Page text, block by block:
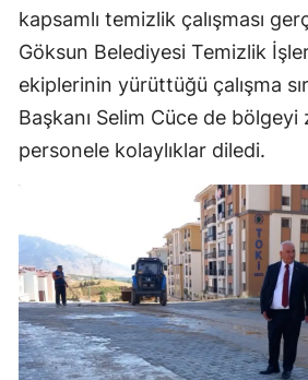
kapsamlı temizlik çalışması
Göksun Belediyesi Temizlik
ekiplerinin yürüttüğü çalışma
Başkanı Selim Cüce de
personele kolaylıklar diledi.